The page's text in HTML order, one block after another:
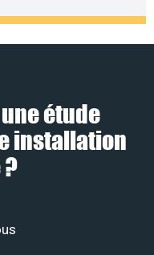
étude
installation